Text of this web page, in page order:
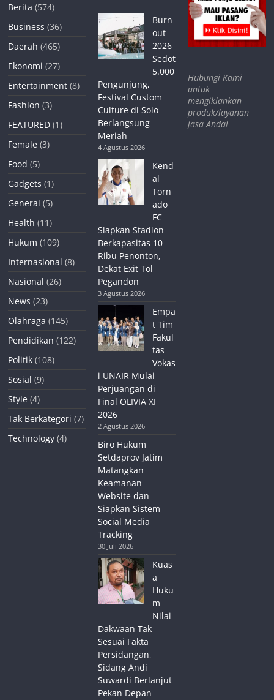
Berita (574)
Business (36)
Daerah (465)
Ekonomi (27)
Entertainment (8)
Fashion (3)
FEATURED (1)
Female (3)
Food (5)
Gadgets (1)
General (5)
Health (11)
Hukum (109)
Internasional (8)
Nasional (26)
News (23)
Olahraga (145)
Pendidikan (122)
Politik (108)
Sosial (9)
Style (4)
Tak Berkategori (7)
Technology (4)
Burn
out
2026
Sedot
5.000
Pengunjung,
Festival Custom
Culture di Solo
Berlangsung
Meriah
4 Agustus 2026
Kend
al
Torn
ado
FC
Siapkan Stadion
Berkapasitas 10
Ribu Penonton,
Dekat Exit Tol
Pegandon
3 Agustus 2026
Empa
t Tim
Fakul
tas
Vokas
i UNAIR Mulai
Perjuangan di
Final OLIVIA XI
2026
2 Agustus 2026
Biro Hukum
Setdaprov Jatim
Matangkan
Keamanan
Website dan
Siapkan Sistem
Social Media
Tracking
30 Juli 2026
Kuas
a
Huku
m
Nilai
Dakwaan Tak
Sesuai Fakta
Persidangan,
Sidang Andi
Suwardi Berlanjut
Pekan Depan
Hubungi Kami
untuk
mengiklankan
produk/layanan
jasa Anda!